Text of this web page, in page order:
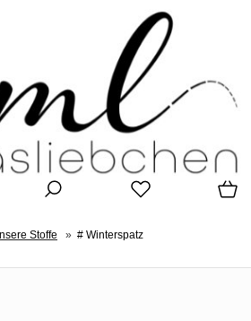
Stoffe » # Winterspatz